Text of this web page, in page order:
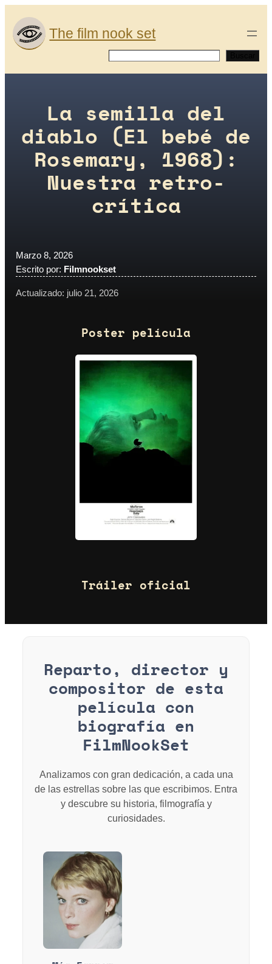
contenido
The film nook set
La semilla del
diablo (El bebé de
Rosemary, 1968):
Nuestra retro-
crítica
Marzo 8, 2026
Escrito por: Filmnookset
Actualizado: julio 21, 2026
Poster película
Tráiler oficial
Reparto, director y
compositor de esta
película con
biografía en
FilmNookSet
Analizamos con gran dedicación, a cada una
de las estrellas sobre las que escribimos. Entra
y descubre su historia, filmografía y
curiosidades.